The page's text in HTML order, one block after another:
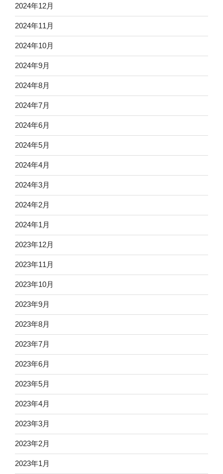
2024年12月
2024年11月
2024年10月
2024年9月
2024年8月
2024年7月
2024年6月
2024年5月
2024年4月
2024年3月
2024年2月
2024年1月
2023年12月
2023年11月
2023年10月
2023年9月
2023年8月
2023年7月
2023年6月
2023年5月
2023年4月
2023年3月
2023年2月
2023年1月